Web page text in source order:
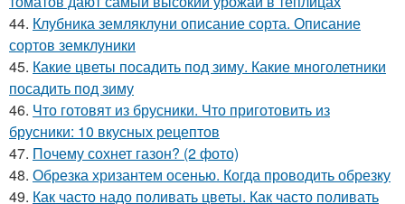
44. Клубника земляклуни описание сорта. Описание
сортов земклуники
45. Какие цветы посадить под зиму. Какие многолетники
посадить под зиму
46. Что готовят из брусники. Что приготовить из
брусники: 10 вкусных рецептов
47. Почему сохнет газон? (2 фото)
48. Обрезка хризантем осенью. Когда проводить обрезку
49. Как часто надо поливать цветы. Как часто поливать